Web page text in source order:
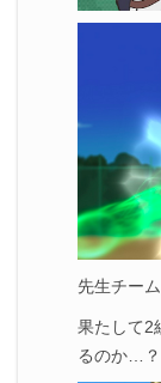
先生チー
果たして2
るのか…？